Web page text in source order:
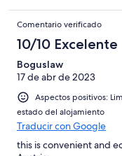
Comentario verificado
10/10 Excelente
Boguslaw
17 de abr de 2023
Aspectos positivos:
estado del alojamiento
Traducir con Google
this is convenient and